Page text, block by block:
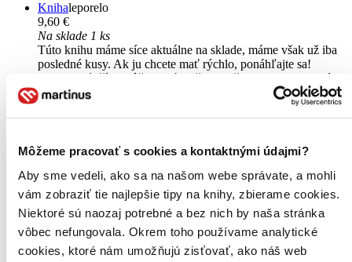
Môžeme pracovať s cookies a kontaktnými údajmi?
Aby sme vedeli, ako sa na našom webe správate, a mohli
vám zobraziť tie najlepšie tipy na knihy, zbierame cookies.
Niektoré sú naozaj potrebné a bez nich by naša stránka
vôbec nefungovala. Okrem toho používame analytické
cookies, ktoré nám umožňujú zisťovať, ako náš web
Knihaleporelo
9,60 €
Na sklade 1 ks
Túto knihu máme síce aktuálne na sklade, máme však už iba
posledné kusy. Ak ju chcete mať rýchlo, ponáhľajte sa!
Dodanie ďalších môže trvať dlhšie, zvyčajne do piatich dní.
Pridať do zoznamu